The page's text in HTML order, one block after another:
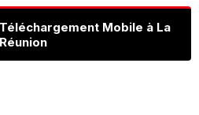
Mobile à La
Réunion